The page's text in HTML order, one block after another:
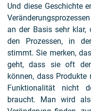
Und diese Geschichte
an der Basis sehr klar,
den Prozessen, in
stimmt. Sie merken,
geht, dass sie oft
können, dass
Funktionalität nicht
braucht. Man wird